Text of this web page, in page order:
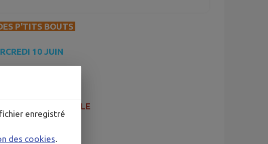
P'TITS BOUTS
10 JUIN
LA RIBAMBULLE
enregistré
des cookies